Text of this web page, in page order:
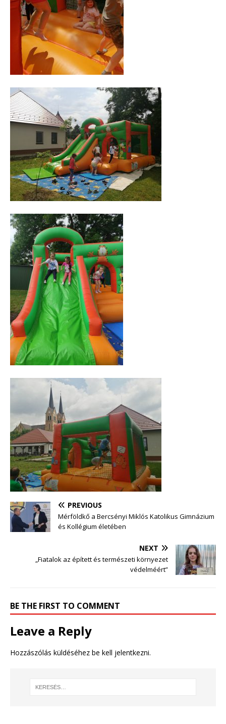
PREVIOUS
Mérföldkő a Bercsényi Miklós Katolikus Gimnázium
és Kollégium életében
NEXT
„Fiatalok az épített és természeti környezet
védelméért”
BE THE FIRST TO COMMENT
Leave a Reply
Hozzászólás küldéséhez be kell jelentkezni.